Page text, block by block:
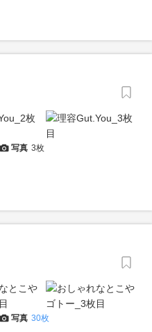
写真 3枚
写真 30枚